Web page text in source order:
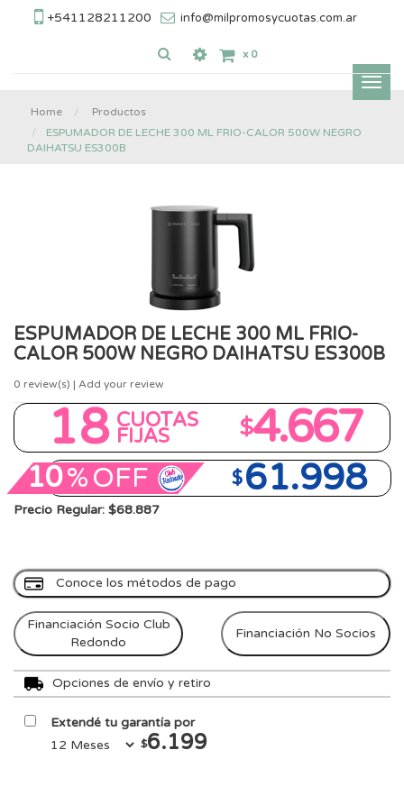
+541128211200 info@milpromosycuotas.com.ar
x 0
Home
Productos
ESPUMADOR DE LECHE 300 ML FRIO-CALOR 500W NEGRO
DAIHATSU ES300B
ESPUMADOR DE LECHE 300 ML FRIO-
CALOR 500W NEGRO DAIHATSU ES300B
0 review(s) | Add your review
18 CUOTAS
FIJAS $4.667
10%OFF $61.998
Precio Regular: $68.887
Conoce los métodos de pago
Financiación Socio Club
Redondo
Financiación No Socios
Opciones de envío y retiro
Extendé tu garantía por
$6.199